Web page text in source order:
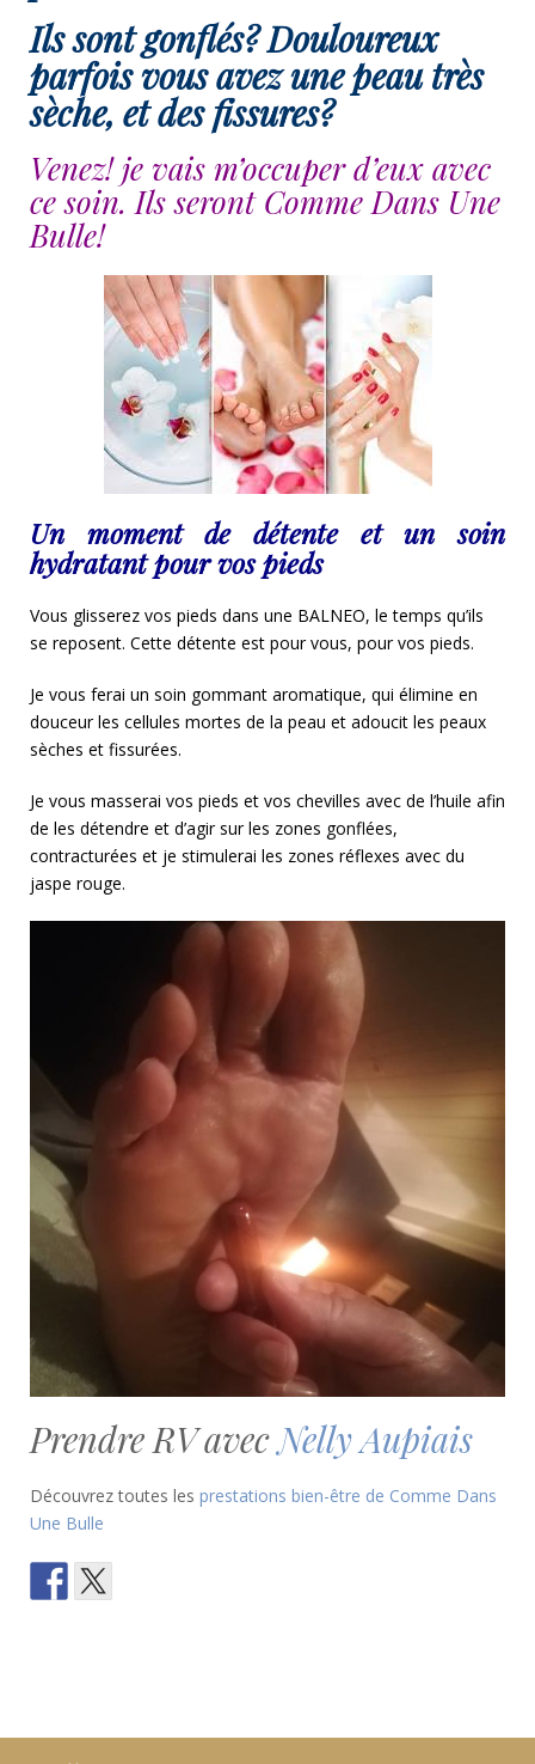
Ils sont gonflés? Douloureux
parfois vous avez une peau très
sèche, et des fissures?
Venez! je vais m’occuper d’eux avec
ce soin. Ils seront Comme Dans Une
Bulle!
Un moment de détente et un soin
hydratant pour vos pieds
Vous glisserez vos pieds dans une BALNEO, le temps qu’ils
se reposent. Cette détente est pour vous, pour vos pieds.
Je vous ferai un soin gommant aromatique, qui élimine en
douceur les cellules mortes de la peau et adoucit les peaux
sèches et fissurées.
Je vous masserai vos pieds et vos chevilles avec de l’huile afin
de les détendre et d’agir sur les zones gonflées,
contracturées et je stimulerai les zones réflexes avec du
jaspe rouge.
Prendre RV avecNelly Aupiais
Découvrez toutes les prestations bien-être de Comme Dans
Une Bulle